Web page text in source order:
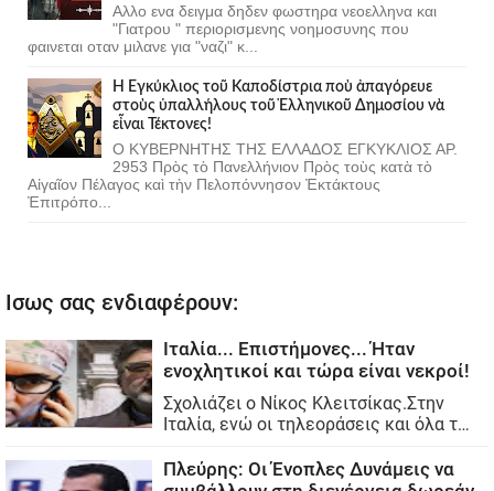
Αλλο ενα δειγμα δηδεν φωστηρα νεοελληνα και
"Γιατρου " περιορισμενης νοημοσυνης που
φαινεται οταν μιλανε για "ναζι" κ...
Ἡ Ἐγκύκλιος τοῦ Καποδίστρια ποὺ ἀπαγόρευε
στοὺς ὑπαλλήλους τοῦ Ἑλληνικοῦ Δημοσίου νὰ
εἶναι Τέκτονες!
Ο ΚΥΒΕΡΝΗΤΗΣ ΤΗΣ ΕΛΛΑΔΟΣ ΕΓΚΥΚΛΙΟΣ ΑΡ.
2953 Πρὸς τὸ Πανελλήνιον Πρὸς τοὺς κατὰ τὸ
Αἰγαῖον Πέλαγος καὶ τὴν Πελοπόννησον Ἐκτάκτους
Ἐπιτρόπο...